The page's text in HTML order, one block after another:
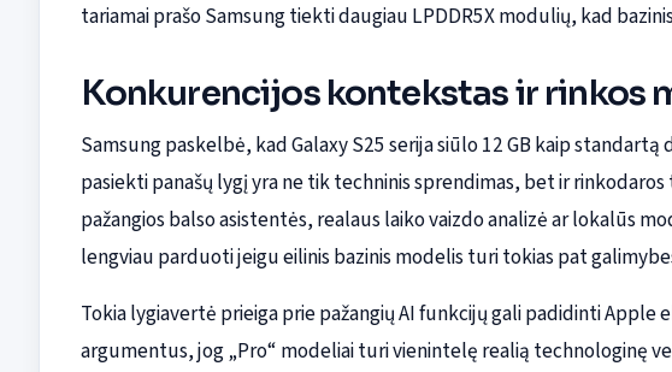
tariamai prašo Samsung tiekti daugiau LPDDR5X modulių, kad
Konkurencijos kontekstas ir rinkos
Samsung paskelbė, kad Galaxy S25 serija siūlo 12 GB kaip
pasiekti panašų lygį yra ne tik techninis sprendimas, bet ir
pažangios balso asistentės, realaus laiko vaizdo analizė ar lokalūs
lengviau parduoti jeigu eilinis bazinis modelis turi tokias pat
Tokia lygiavertė prieiga prie pažangių AI funkcijų gali padidinti
argumentus, jog „Pro“ modeliai turi vienintelę realią technologinę